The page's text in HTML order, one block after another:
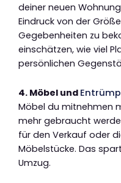
deiner neuen
Eindruck von der
Gegebenheiten zu
einschätzen, wie viel
persönlichen
4. Möbel und
Möbel du mitnehmen
mehr gebraucht
für den Verkauf oder
Möbelstücke. Das
Umzug.